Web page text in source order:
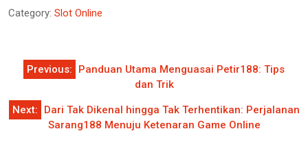
Category: Slot Online
Post
navigation
Previous:
Panduan Utama Menguasai Petir188: Tips
dan Trik
Next:
Dari Tak Dikenal hingga Tak Terhentikan: Perjalanan
Sarang188 Menuju Ketenaran Game Online